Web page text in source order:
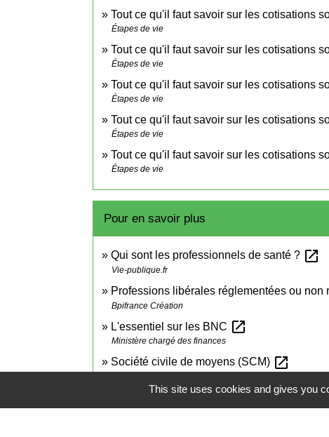
Tout ce qu'il faut savoir sur les cotisations
Étapes de vie
Tout ce qu'il faut savoir sur les cotisations
Étapes de vie
Tout ce qu'il faut savoir sur les cotisations
Étapes de vie
Tout ce qu'il faut savoir sur les cotisations
Étapes de vie
Tout ce qu'il faut savoir sur les cotisations
Étapes de vie
Pour en savoir plus
Qui sont les professionnels de santé ? open_in_new
Vie-publique.fr
Professions libérales réglementées ou non
Bpifrance Création
L'essentiel sur les BNC open_in_new
Ministère chargé des finances
Société civile de moyens (SCM) open_in_new
Société civile professionnelle (SCP) open_in_new
This site uses cookies and gives you